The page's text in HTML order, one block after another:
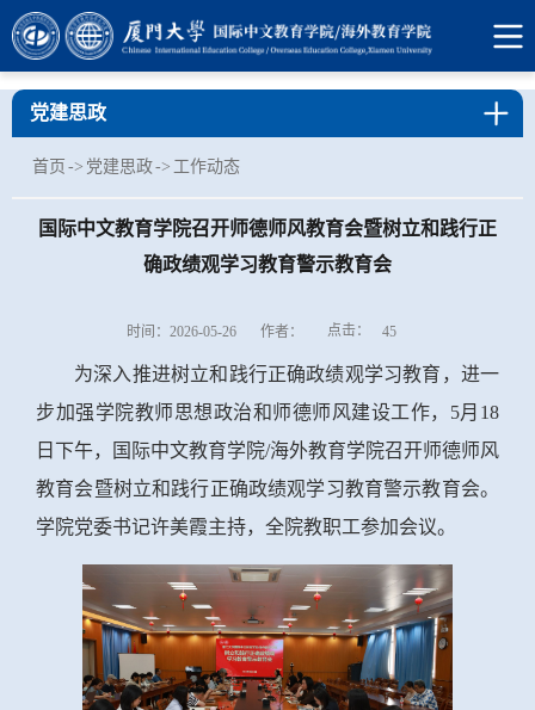
党建思政
首页 -> 党建思政-> 工作动态
国际中文教育学院召开师德师风教育会暨树立和践行正
确政绩观学习教育警示教育会
时间：2026-05-26 作者： 点击： 45
为深入推进树立和践行正确政绩观学习教育，进一
步加强学院教师思想政治和师德师风建设工作，5月18
日下午，国际中文教育学院/海外教育学院召开师德师风
教育会暨树立和践行正确政绩观学习教育警示教育会。
学院党委书记许美霞主持，全院教职工参加会议。